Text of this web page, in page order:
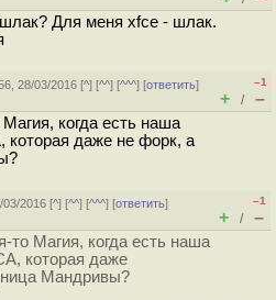
Для меня xfce - шлак.
28/03/2016 [^] [^^] [^^^] [ответить]
–1
+ / –
когда есть наша
даже не форк, а
03/2016 [^] [^^] [^^^] [ответить]
–1
+ / –
то Магия, когда есть наша
которая даже
Мандривы?